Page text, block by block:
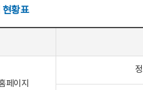
현황표
페이지